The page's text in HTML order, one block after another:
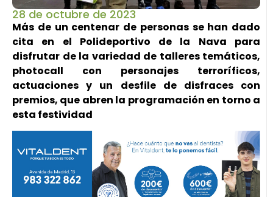
28 de octubre de 2023
Más de un centenar de personas se han dado
cita en el Polideportivo de la Nava para
disfrutar de la variedad de talleres temáticos,
photocall con personajes terroríficos,
actuaciones y un desfile de disfraces con
premios, que abren la programación en torno a
esta festividad